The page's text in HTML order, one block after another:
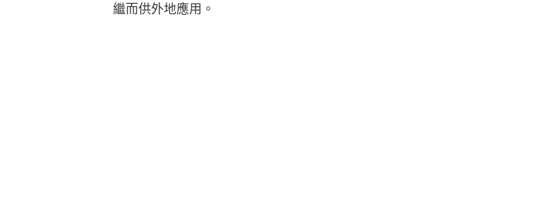
繼而供外地應用。